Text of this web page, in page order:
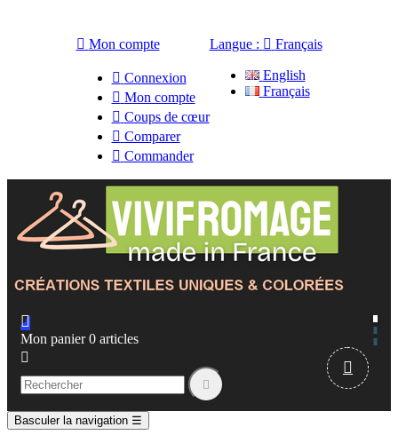
 Mon compte
 Connexion
 Mon compte
 Coups de cœur
 Comparer
 Commander
Langue :  Français
English
Français

Mon panier 0 articles



Basculer la navigation ☰